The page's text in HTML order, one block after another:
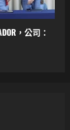
，公司：